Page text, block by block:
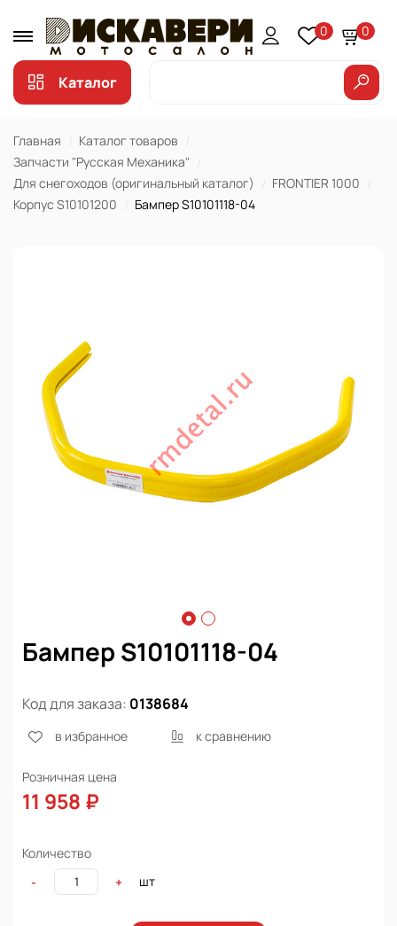
0 0
Каталог
Главная
Каталог товаров
Запчасти "Русская Механика"
Для снегоходов (оригинальный каталог)
FRONTIER 1000
Корпус S10101200
Бампер S10101118-04
Бампер S10101118-04
Код для заказа: 0138684
в избранное к сравнению
Розничная цена
11 958 ₽
Количество
-
+ шт